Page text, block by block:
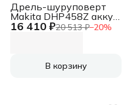
16 410 ₽20 513 ₽−20%
Дрель-шуруповерт
Makita DHP458Z аккум.
патрон:быстрозажимной
В корзину